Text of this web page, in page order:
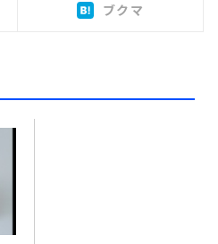
ブクマ